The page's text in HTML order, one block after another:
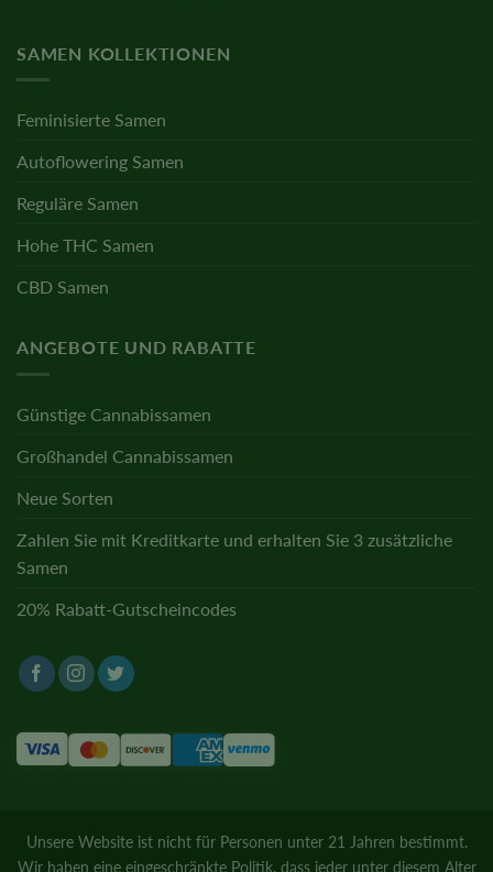
SAMEN KOLLEKTIONEN
Feminisierte Samen
Autoflowering Samen
Reguläre Samen
Hohe THC Samen
CBD Samen
ANGEBOTE UND RABATTE
Günstige Cannabissamen
Großhandel Cannabissamen
Neue Sorten
Zahlen Sie mit Kreditkarte und erhalten Sie 3 zusätzliche
Samen
20% Rabatt-Gutscheincodes
Unsere Website ist nicht für Personen unter 21 Jahren bestimmt.
Wir haben eine eingeschränkte Politik, dass jeder unter diesem Alter